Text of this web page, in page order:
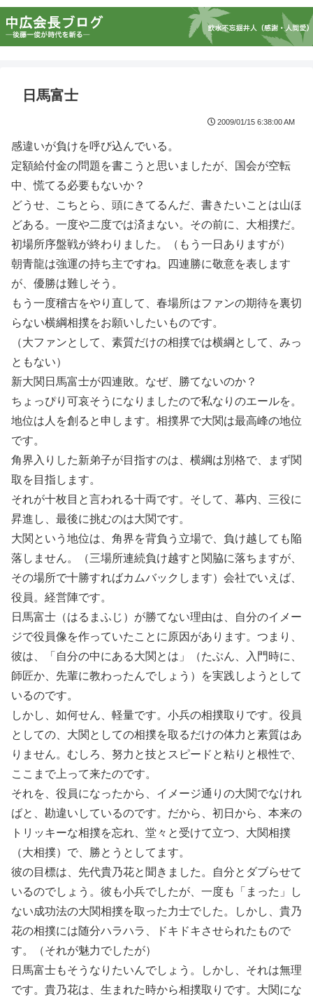
日馬富士
2009/01/15 6:38:00 AM
感違いが負けを呼び込んでいる。
定額給付金の問題を書こうと思いましたが、国会が空転
中、慌てる必要もないか？
どうせ、こちとら、頭にきてるんだ、書きたいことは山ほ
どある。一度や二度では済まない。その前に、大相撲だ。
初場所序盤戦が終わりました。（もう一日ありますが）
朝青龍は強運の持ち主ですね。四連勝に敬意を表します
が、優勝は難しそう。
もう一度稽古をやり直して、春場所はファンの期待を裏切
らない横綱相撲をお願いしたいものです。
（大ファンとして、素質だけの相撲では横綱として、みっ
ともない）
新大関日馬富士が四連敗。なぜ、勝てないのか？
ちょっぴり可哀そうになりましたので私なりのエールを。
地位は人を創ると申します。相撲界で大関は最高峰の地位
です。
角界入りした新弟子が目指すのは、横綱は別格で、まず関
取を目指します。
それが十枚目と言われる十両です。そして、幕内、三役に
昇進し、最後に挑むのは大関です。
大関という地位は、角界を背負う立場で、負け越しても陥
落しません。（三場所連続負け越すと関脇に落ちますが、
その場所で十勝すればカムバックします）会社でいえば、
役員。経営陣です。
日馬富士（はるまふじ）が勝てない理由は、自分のイメー
ジで役員像を作っていたことに原因があります。つまり、
彼は、「自分の中にある大関とは」（たぶん、入門時に、
師匠か、先輩に教わったんでしょう）を実践しようとして
いるのです。
しかし、如何せん、軽量です。小兵の相撲取りです。役員
としての、大関としての相撲を取るだけの体力と素質はあ
りません。むしろ、努力と技とスピードと粘りと根性で、
ここまで上って来たのです。
それを、役員になったから、イメージ通りの大関でなけれ
ばと、勘違いしているのです。だから、初日から、本来の
トリッキーな相撲を忘れ、堂々と受けて立つ、大関相撲
（大相撲）で、勝とうとしてます。
彼の目標は、先代貴乃花と聞きました。自分とダブらせて
いるのでしょう。彼も小兵でしたが、一度も「まった」し
ない成功法の大関相撲を取った力士でした。しかし、貴乃
花の相撲には随分ハラハラ、ドキドキさせられたもので
す。（それが魅力でしたが）
日馬富士もそうなりたいんでしょう。しかし、それは無理
です。貴乃花は、生まれた時から相撲取りです。大関にな